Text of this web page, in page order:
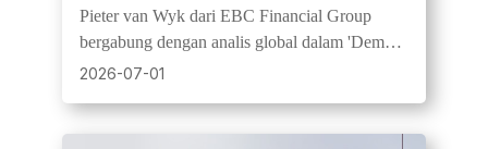
Logam Mulia Jadi Sorotan di
Cape Town
Pieter van Wyk dari EBC Financial Group
bergabung dengan analis global dalam 'Demam
Emas Global: Tempat Aman atau FOMO?' di
2026-07-01